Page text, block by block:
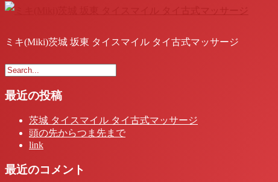
ミキ(Miki)茨城 坂東 タイスマイル タイ古式マッサージ
最近の投稿
茨城 タイスマイル タイ古式マッサージ
頭の先からつま先まで
link
最近のコメント